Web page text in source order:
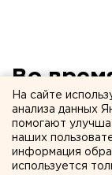
Во
часть
На сайте
анализа данных
помогают
наших
информация
используется